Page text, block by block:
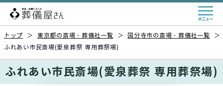
トップ ＞ 東京都の斎場・葬儀社一覧 ＞ 国分寺市の斎場・葬儀社一覧
＞
ふれあい市民斎場(愛泉葬祭 専用葬祭場)
ふれあい市民斎場(愛泉葬祭 専用葬祭場)